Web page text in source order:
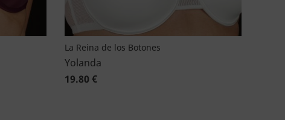
La Reina de los Botones
Yolanda
19.80 €